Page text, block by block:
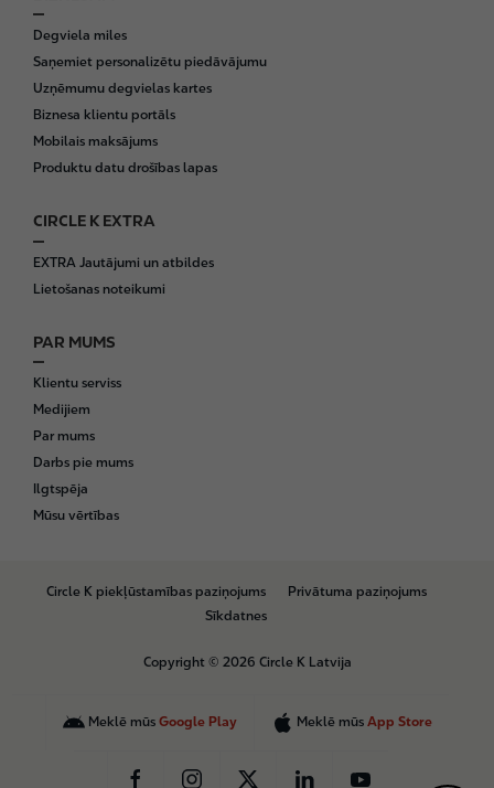
Degviela miles
Saņemiet personalizētu piedāvājumu
Uzņēmumu degvielas kartes
Biznesa klientu portāls
Mobilais maksājums
Produktu datu drošības lapas
CIRCLE K EXTRA
EXTRA Jautājumi un atbildes
Lietošanas noteikumi
PAR MUMS
Klientu serviss
Medijiem
Par mums
Darbs pie mums
Ilgtspēja
Mūsu vērtības
Circle K piekļūstamības paziņojums
Privātuma paziņojums
Sīkdatnes
Copyright © 2026 Circle K Latvija
Meklē mūs Google Play Meklē mūs App Store